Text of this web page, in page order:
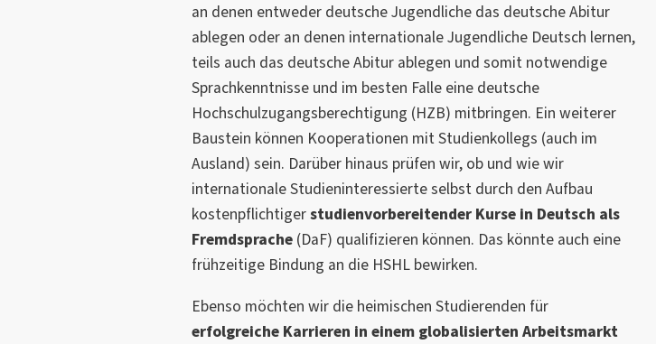
an denen entweder deutsche Jugendliche das deutsche Abitur
ablegen oder an denen internationale Jugendliche Deutsch lernen,
teils auch das deutsche Abitur ablegen und somit notwendige
Sprachkenntnisse und im besten Falle eine deutsche
Hochschulzugangsberechtigung (HZB) mitbringen. Ein weiterer
Baustein können Kooperationen mit Studienkollegs (auch im
Ausland) sein. Darüber hinaus prüfen wir, ob und wie wir
internationale Studieninteressierte selbst durch den Aufbau
kostenpflichtigerstudienvorbereitender Kurse in Deutsch als
Fremdsprache(DaF) qualifizieren können. Das könnte auch eine
frühzeitige Bindung an die HSHL bewirken.
Ebenso möchten wir die heimischen Studierenden für
erfolgreiche Karrieren in einem globalisierten Arbeitsmarkt